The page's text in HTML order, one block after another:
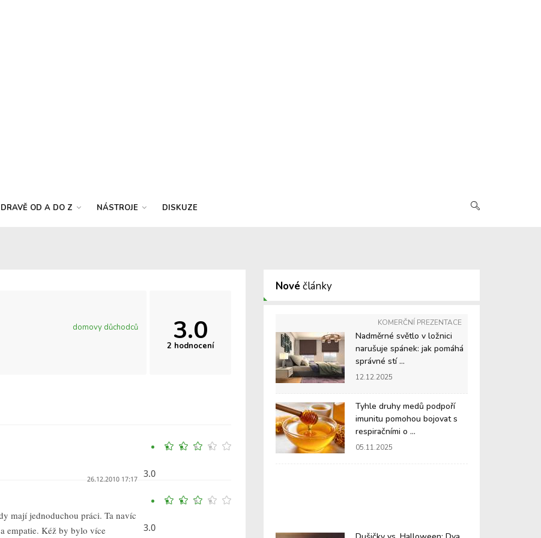
OD A DO Z NÁSTROJE DISKUZE
domovy důchodců 3.0
2 hodnocení
3.0
26.12.2010 17:17
3.0
mají jednoduchou práci. Ta navíc
empatie. Kéž by bylo více
Nové články
KOMERČNÍ PREZENTACE
Nadměrné světlo v ložnici
narušuje spánek: jak pomáhá
správné stí ...
12.12.2025
Tyhle druhy medů podpoří
imunitu pomohou bojovat s
respiračními o ...
05.11.2025